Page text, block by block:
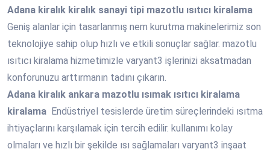
Adana kiralık kiralık sanayi tipi mazotlu ısıtıcı kiralama
Geniş alanlar için tasarlanmış nem kurutma makinelerimiz son
teknolojiye sahip olup hızlı ve etkili sonuçlar sağlar. mazotlu
ısıtıcı kiralama hizmetimizle varyant3 işlerinizi aksatmadan
konforunuzu arttırmanın tadını çıkarın.
Adana kiralık ankara mazotlu ısımak ısıtıcı kiralama
kiralama Endüstriyel tesislerde üretim süreçlerindeki ısıtma
ihtiyaçlarını karşılamak için tercih edilir. kullanımı kolay
olmaları ve hızlı bir şekilde ısı sağlamaları varyant3 inşaat